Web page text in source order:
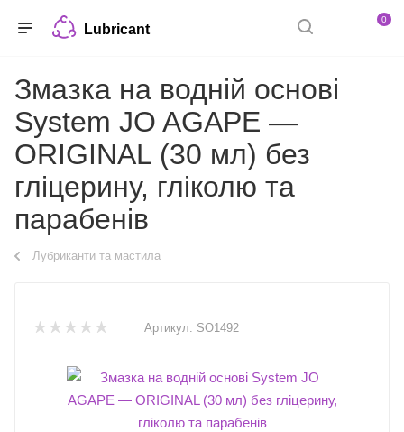
Lubricant
0
Змазка на водній основі
System JO AGAPE —
ORIGINAL (30 мл) без
гліцерину, гліколю та
парабенів
Лубриканти та мастила
Артикул: SO1492